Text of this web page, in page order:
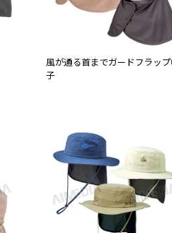
風が通る首までガードフラッ
子